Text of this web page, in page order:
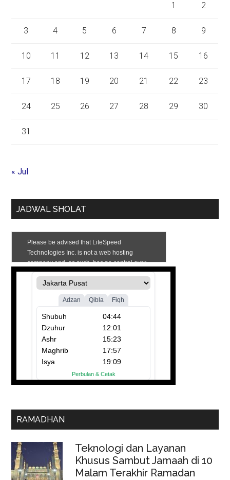
1 2
3 4 5 6 7 8 9
10 11 12 13 14 15 16
17 18 19 20 21 22 23
24 25 26 27 28 29 30
31
« Jul
JADWAL SHOLAT
RAMADHAN
Teknologi dan Layanan
Khusus Sambut Jamaah di 10
Malam Terakhir Ramadan